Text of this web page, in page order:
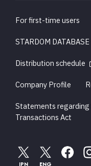
For first-time users
STARDOM DATABASE
Distribution schedule
Company Profile
Statements
Transactions Act
JPN ENG